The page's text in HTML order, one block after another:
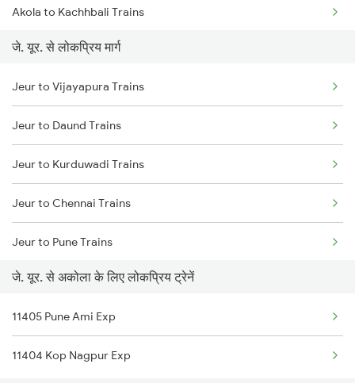
Akola to Kachhbali Trains
Akola to Jalgaon Trains
Akola to Shegaon Trains
Akola to Murtizapur Trains
Akola to Raipur Trains
Akola to Durg Trains
Akola to Dhamangaon Trains
Akola to Bilaspur Trains
Akola to Pulgaon Trains
जे. यूर. से लोकप्रिय मार्ग
Jeur to Vijayapura Trains
Jeur to Daund Trains
Jeur to Kurduwadi Trains
Jeur to Chennai Trains
Jeur to Pune Trains
जे. यूर. से अकोला के लिए लोकप्रिय ट्रेनें
11405 Pune Ami Exp
11404 Kop Nagpur Exp